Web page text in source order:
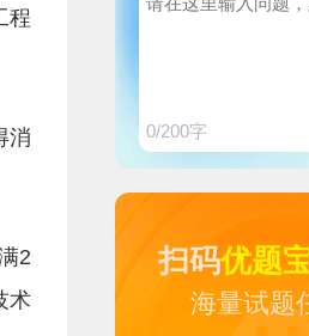
程
消
2
术
0/200字
扫码优题
海量试题